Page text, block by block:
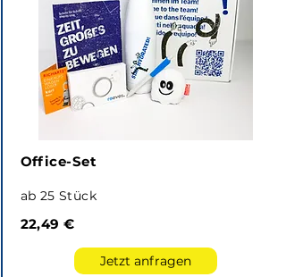
Office-Set
ab 25 Stück
22,49 €
Jetzt anfragen